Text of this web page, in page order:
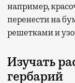
например,
перенести на
решетками и
Изучать
гербарий